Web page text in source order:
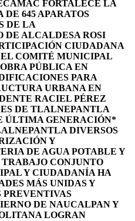
FORTALECE LA
645 APARATOS
DE LA
DE ALCALDESA ROSI
CIUDADANA
COMITÉ MUNICIPAL
PÚBLICA EN
PARA
URBANA EN
RACIEL PÉREZ
DE TLALNEPANTLA
ÚLTIMA GENERACIÓN*
DIVERSOS
Y
DE AGUA POTABLE Y
CONJUNTO
Y CIUDADANÍA HA
MÁS UNIDAS Y
PREVENTIVAS
DE NAUCALPAN Y
LOGRAN